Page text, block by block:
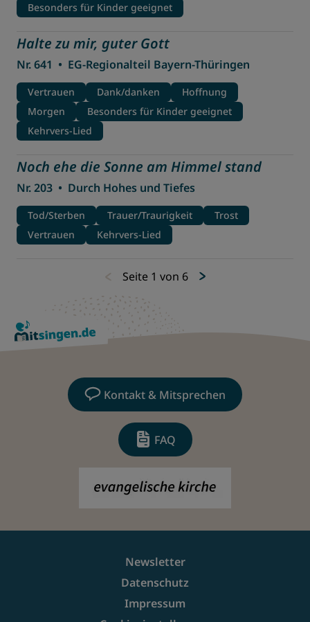
Besonders für Kinder geeignet
Halte zu mir, guter Gott
Nr. 641 • EG-Regionalteil Bayern-Thüringen
Vertrauen Dank/danken
Hoffnung
Morgen
Besonders für Kinder geeignet
Kehrvers-Lied
Noch ehe die Sonne am Himmel stand
Nr. 203 • Durch Hohes und Tiefes
Tod/Sterben Trauer/Traurigkeit
Trost
Vertrauen
Kehrvers-Lied
Seite 1 von 6
Kontakt & Mitsprechen
FAQ
Newsletter
Datenschutz
Impressum